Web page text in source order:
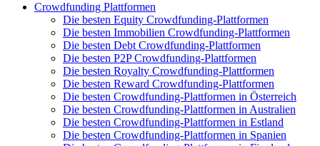
Crowdfunding Plattformen
Die besten Equity Crowdfunding-Plattformen
Die besten Immobilien Crowdfunding-Plattformen
Die besten Debt Crowdfunding-Plattformen
Die besten P2P Crowdfunding-Plattformen
Die besten Royalty Crowdfunding-Plattformen
Die besten Reward Crowdfunding-Plattformen
Die besten Crowdfunding-Plattformen in Österreich
Die besten Crowdfunding-Plattformen in Australien
Die besten Crowdfunding-Plattformen in Estland
Die besten Crowdfunding-Plattformen in Spanien